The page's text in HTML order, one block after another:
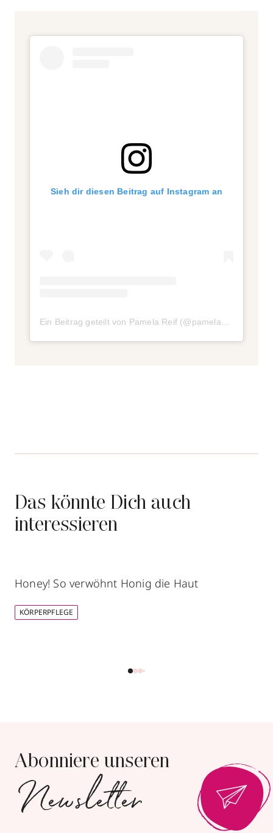
Sieh dir diesen Beitrag auf Instagram an
Ein Beitrag geteilt von Pamela Reif (@pamela_rf)
Das könnte Dich auch
interessieren
Honey! So verwöhnt Honig die Haut
KÖRPERPFLEGE
Abonniere unseren
Newsletter